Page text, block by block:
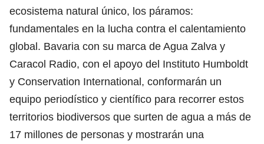
ecosistema natural único, los páramos:
fundamentales en la lucha contra el calentamiento
global. Bavaria con su marca de Agua Zalva y
Caracol Radio, con el apoyo del Instituto Humboldt
y Conservation International, conformarán un
equipo periodístico y científico para recorrer estos
territorios biodiversos que surten de agua a más de
17 millones de personas y mostrarán una